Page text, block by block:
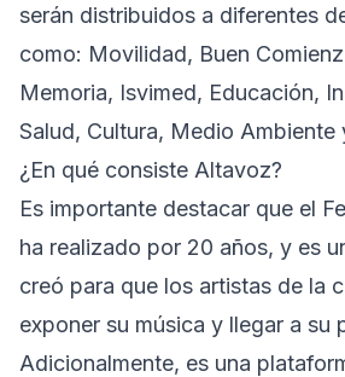
serán distribuidos a diferentes
como: Movilidad, Buen
Memoria, Isvimed, Educación,
Salud, Cultura, Medio Ambiente
¿En qué consiste Altavoz?
Es importante destacar que el
ha realizado por 20 años, y es
creó para que los artistas de la
exponer su música y llegar a su
Adicionalmente, es una